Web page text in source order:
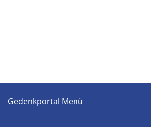
Gedenkportal Menü